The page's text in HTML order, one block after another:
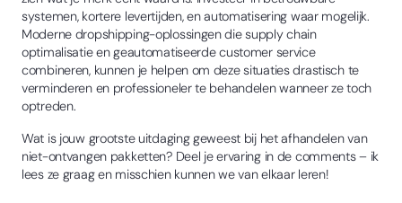
systemen, kortere levertijden, en automatisering waar mogelijk.
Moderne dropshipping-oplossingen die supply chain
optimalisatie en geautomatiseerde customer service
combineren, kunnen je helpen om deze situaties drastisch te
verminderen en professioneler te behandelen wanneer ze toch
optreden.
Wat is jouw grootste uitdaging geweest bij het afhandelen van
niet-ontvangen pakketten? Deel je ervaring in de comments – ik
lees ze graag en misschien kunnen we van elkaar leren!